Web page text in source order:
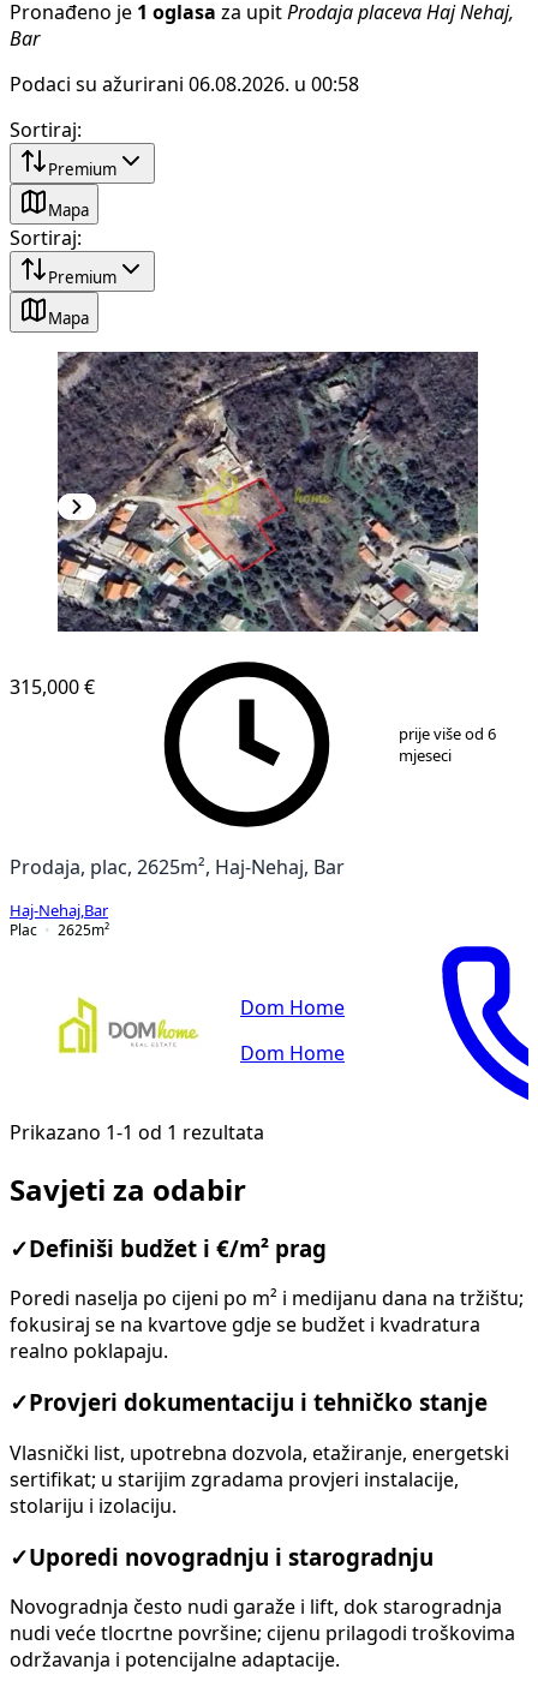
Pronađeno je 1 oglasa za upit Prodaja placeva Haj Nehaj,
Bar
Podaci su ažurirani 06.08.2026. u 00:58
Sortiraj:
Premium
Mapa
Sortiraj:
Premium
Mapa
1 3
315,000 €
prije više od 6
mjeseci
Prodaja, plac, 2625m², Haj-Nehaj, Bar
Haj-Nehaj Bar
Plac
2625m²
Dom Home
Dom Home
Prikazano 1-1 od 1 rezultata
Savjeti za odabir
✓ Definiši budžet i €/m² prag
Poredi naselja po cijeni po m² i medijanu dana na tržištu;
fokusiraj se na kvartove gdje se budžet i kvadratura
realno poklapaju.
✓ Provjeri dokumentaciju i tehničko stanje
Vlasnički list, upotrebna dozvola, etažiranje, energetski
sertifikat; u starijim zgradama provjeri instalacije,
stolariju i izolaciju.
✓Uporedi novogradnju i starogradnju
Novogradnja često nudi garaže i lift, dok starogradnja
nudi veće tlocrtne površine; cijenu prilagodi troškovima
održavanja i potencijalne adaptacije.